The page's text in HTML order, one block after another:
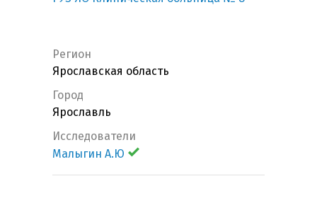
Регион
Ярославская область
Город
Ярославль
Исследователи
Малыгин А.Ю